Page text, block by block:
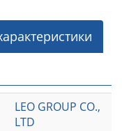
LEO GROUP CO.,
LTD